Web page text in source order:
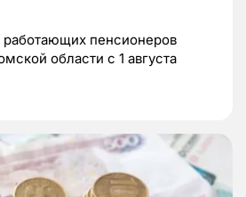
пенсионеров
области с 1 августа